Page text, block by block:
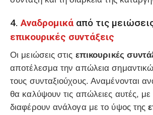
4.Αναδρομικά από τις
επικουρικές συντάξεις
Οι μειώσεις στις επικουρικές
αποτέλεσμα την απώλεια
τους συνταξιούχους. Αναμένονται
θα καλύψουν τις απώλειες αυτές,
διαφέρουν ανάλογα με το ύψος της